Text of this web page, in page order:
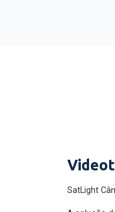
SatLight
A solução